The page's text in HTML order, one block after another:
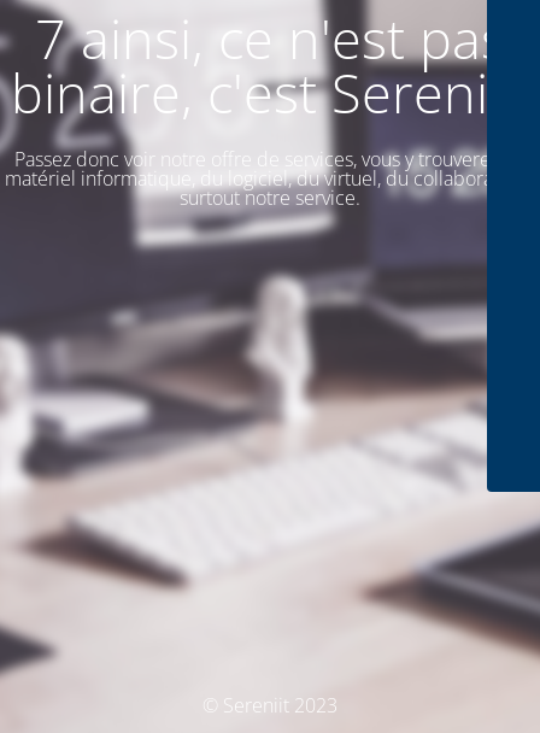
7 ainsi, ce n'est pas
binaire, c'est SereniiT
Passez donc voir notre offre de services, vous y trouverez du
matériel informatique, du logiciel, du virtuel, du collaboratif. Et
surtout notre service.
© Sereniit 2023